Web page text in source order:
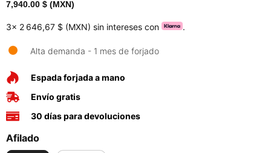
7,940.00 $ (MXN)
3x 2 646,67 $ (MXN) sin intereses con .
Alta demanda - 1 mes de forjado
Espada forjada a mano
Envío gratis
30 días para devoluciones
Afilado